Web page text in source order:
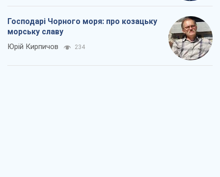
Господарі Чорного моря: про козацьку
морську славу
Юрій Кирпичов 234